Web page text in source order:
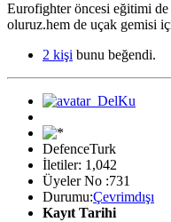
Eurofighter öncesi eğitimi
oluruz.hem de uçak gemisi
2 kişi bunu beğendi.
DefenceTurk
İletiler: 1,042
Üyeler No :731
Durumu:Çevrimdışı
Kayıt Tarihi